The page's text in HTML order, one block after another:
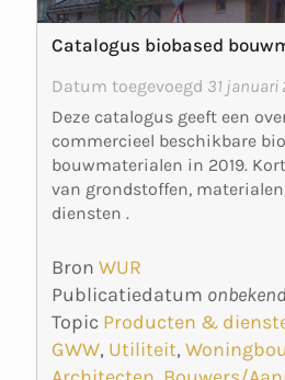
Catalogus biobased
Datum toegevoegd 31 januari
Deze catalogus geeft een
commercieel beschikbare
bouwmaterialen in 2019.
van grondstoffen,
diensten .
Bron WUR
Publicatiedatum onbekend
Topic Producten &
GWW, Utiliteit,